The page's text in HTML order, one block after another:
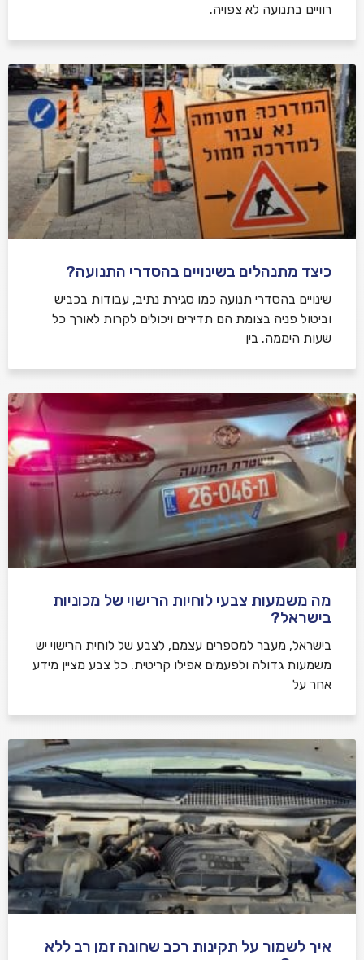
רוויים בתנועה לא צפויה.
כיצד מתנהלים בשינויים בהסדרי התנועה?
שינויים בהסדרי תנועה כמו סגירת נתיב, עבודות בכביש
וביטול פניה בצומת הם תדירים ויכולים לקרות לאורך כל
שעות היממה. בין
מה משמעות צבעי לוחיות הרישוי של מכוניות
בישראל?
בישראל, מעבר למספרים עצמם, לצבע של לוחית הרישוי יש
משמעות גדולה ולפעמים אפילו קריטית. כל צבע מציין מידע
אחר על
איך לשמור על תקינות רכב שחונה זמן רב ללא